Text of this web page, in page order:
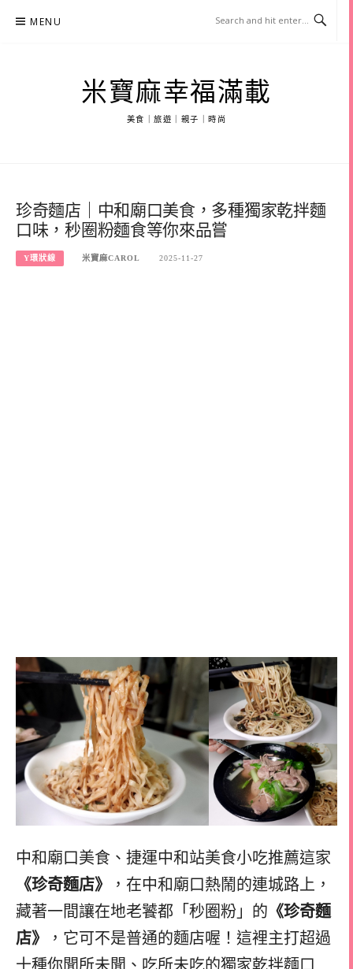
MENU
米寶麻幸福滿載
美食｜旅遊｜親子｜時尚
珍奇麵店｜中和廟口美食，多種獨家乾拌麵
口味，秒圈粉麵食等你來品嘗
Y環狀線 米寶麻CAROL 2025-11-27
中和廟口美食、捷運中和站美食小吃推薦這家
《珍奇麵店》
，在中和廟口熱鬧的連城路上，
藏著一間讓在地老饕都「秒圈粉」的 《珍奇麵
店》
，它可不是普通的麵店喔！這裡主打超過
十種你聞所未聞、吃所未吃的獨家乾拌麵口